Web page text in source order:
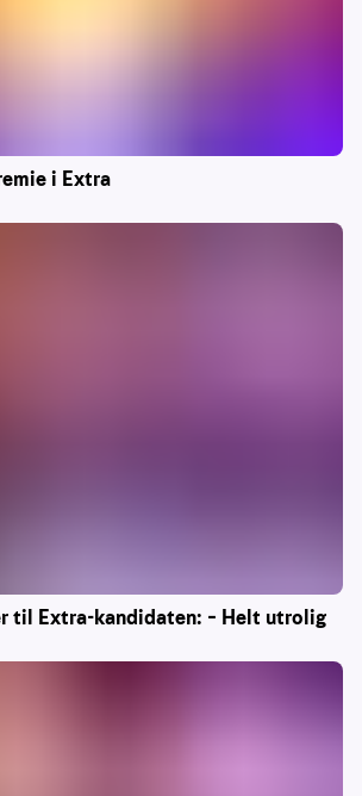
i Extra
til Extra-kandidaten: – Helt utrolig